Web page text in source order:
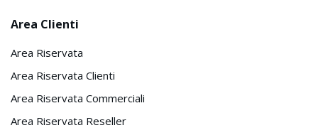
Area Clienti
Area Riservata
Area Riservata Clienti
Area Riservata Commerciali
Area Riservata Reseller